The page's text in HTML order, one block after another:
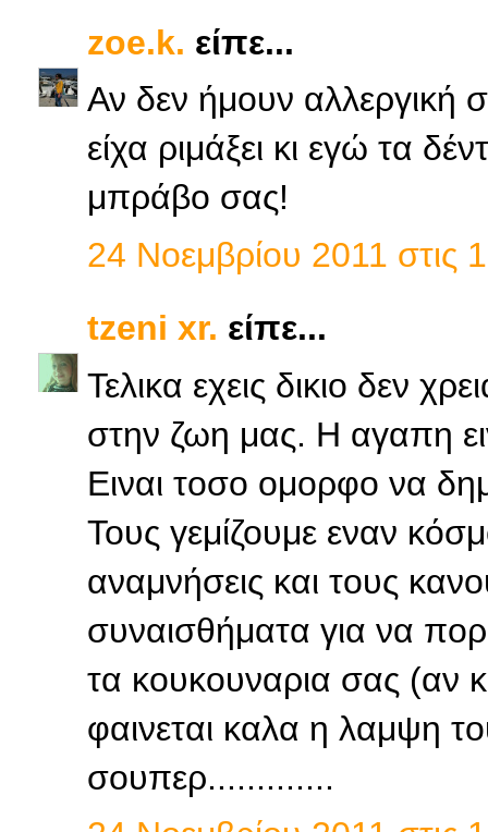
zoe.k. είπε...
Αν δεν ήμουν αλλεργική
είχα ριμάξει κι εγώ τα
μπράβο σας!
24 Νοεμβρίου 2011 στις
tzeni xr. είπε...
Τελικα εχεις δικιο δεν
στην ζωη μας. Η αγαπη
Ειναι τοσο ομορφο να
Τους γεμίζουμε εναν
αναμνήσεις και τους
συναισθήματα για να
τα κουκουναρια σας (αν
φαινεται καλα η λαμψη
σουπερ.............